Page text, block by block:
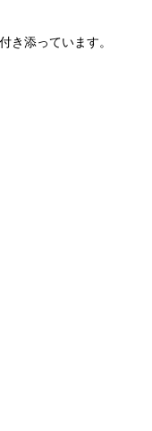
き添っています。